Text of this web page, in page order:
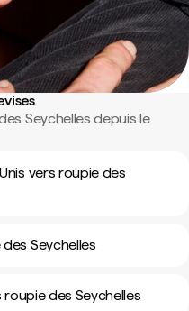
Seychelles depuis le
vers roupie des
Seychelles
des Seychelles